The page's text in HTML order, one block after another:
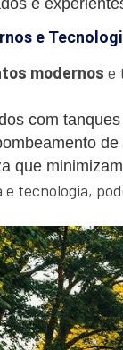
e
e
modernos e
com
que
e tecnologia,